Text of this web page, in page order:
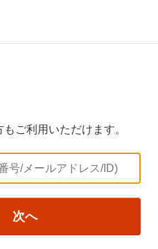
ご利用いただけます。
次へ